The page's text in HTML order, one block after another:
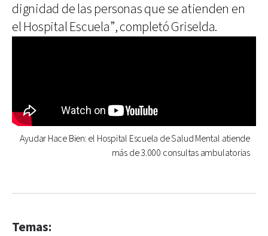
dignidad de las personas que se atienden en
el Hospital Escuela”, completó Griselda.
Ayudar Hace Bien: el Hospital Escuela de Salud Mental atiende
más de 3.000 consultas ambulatorias
Temas: